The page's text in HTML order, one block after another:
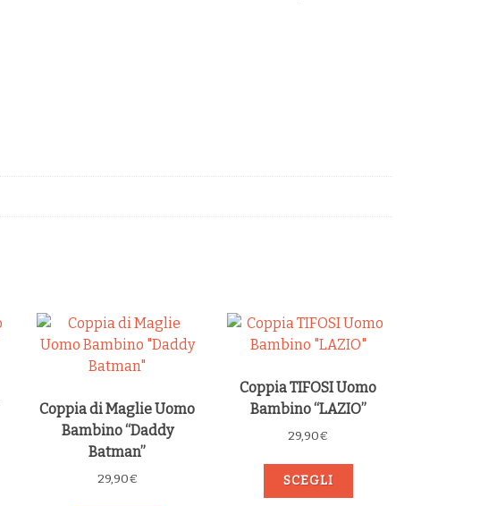
Coppia di Maglie Uomo
Bambino “Daddy
Batman”
29,90€
Coppia TIFOSI Uomo
Bambino “LAZIO”
29,90€
SCEGLI